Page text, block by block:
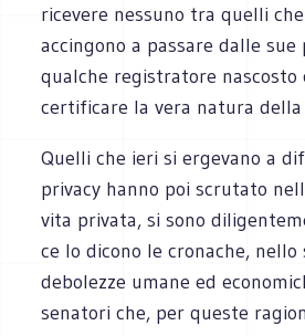
ricevere nessuno tra quelli
accingono a passare dalle
qualche registratore nascosto
certificare la vera natura
Quelli che ieri si ergevano a
privacy hanno poi scrutato
vita privata, si sono
ce lo dicono le cronache, nello
debolezze umane ed
senatori che, per queste